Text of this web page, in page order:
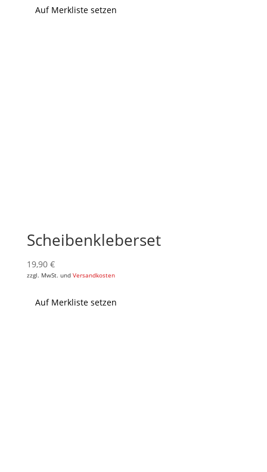
Auf Merkliste setzen
Scheibenkleberset
19,90 €
zzgl. MwSt. und Versandkosten
Auf Merkliste setzen